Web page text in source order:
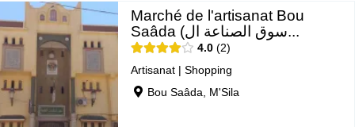
Marché de l'artisanat Bou
Saâda (سوق الصناعة ال...
4.0
2
Artisanat |Shopping
Bou Saâda, M'Sila